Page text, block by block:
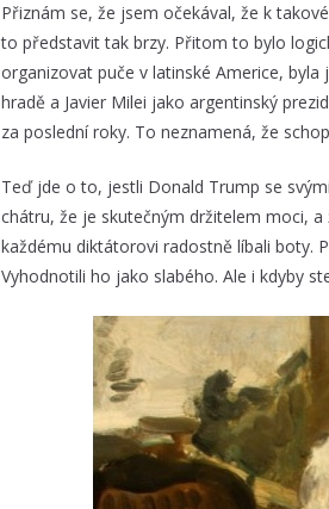
Přiznám se, že jsem očekával, že k
to představit tak brzy. Přitom to bylo
organizovat puče v latinské Americe,
hradě a Javier Milei jako argentinský
za poslední roky. To neznamená, že
Teď jde o to, jestli Donald Trump se
chátru, že je skutečným držitelem moci,
každému diktátorovi radostně líbali boty.
Vyhodnotili ho jako slabého. Ale i kdyby